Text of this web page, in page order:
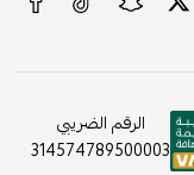
الرقم الضريبي
314574789500003